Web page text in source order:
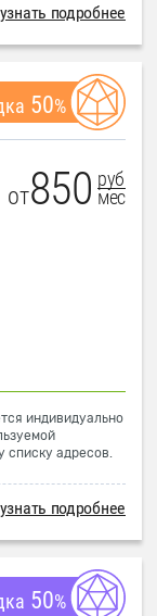
узнать подробнее
50%
от850 руб
мес
индивидуально
списку адресов.
узнать подробнее
50%